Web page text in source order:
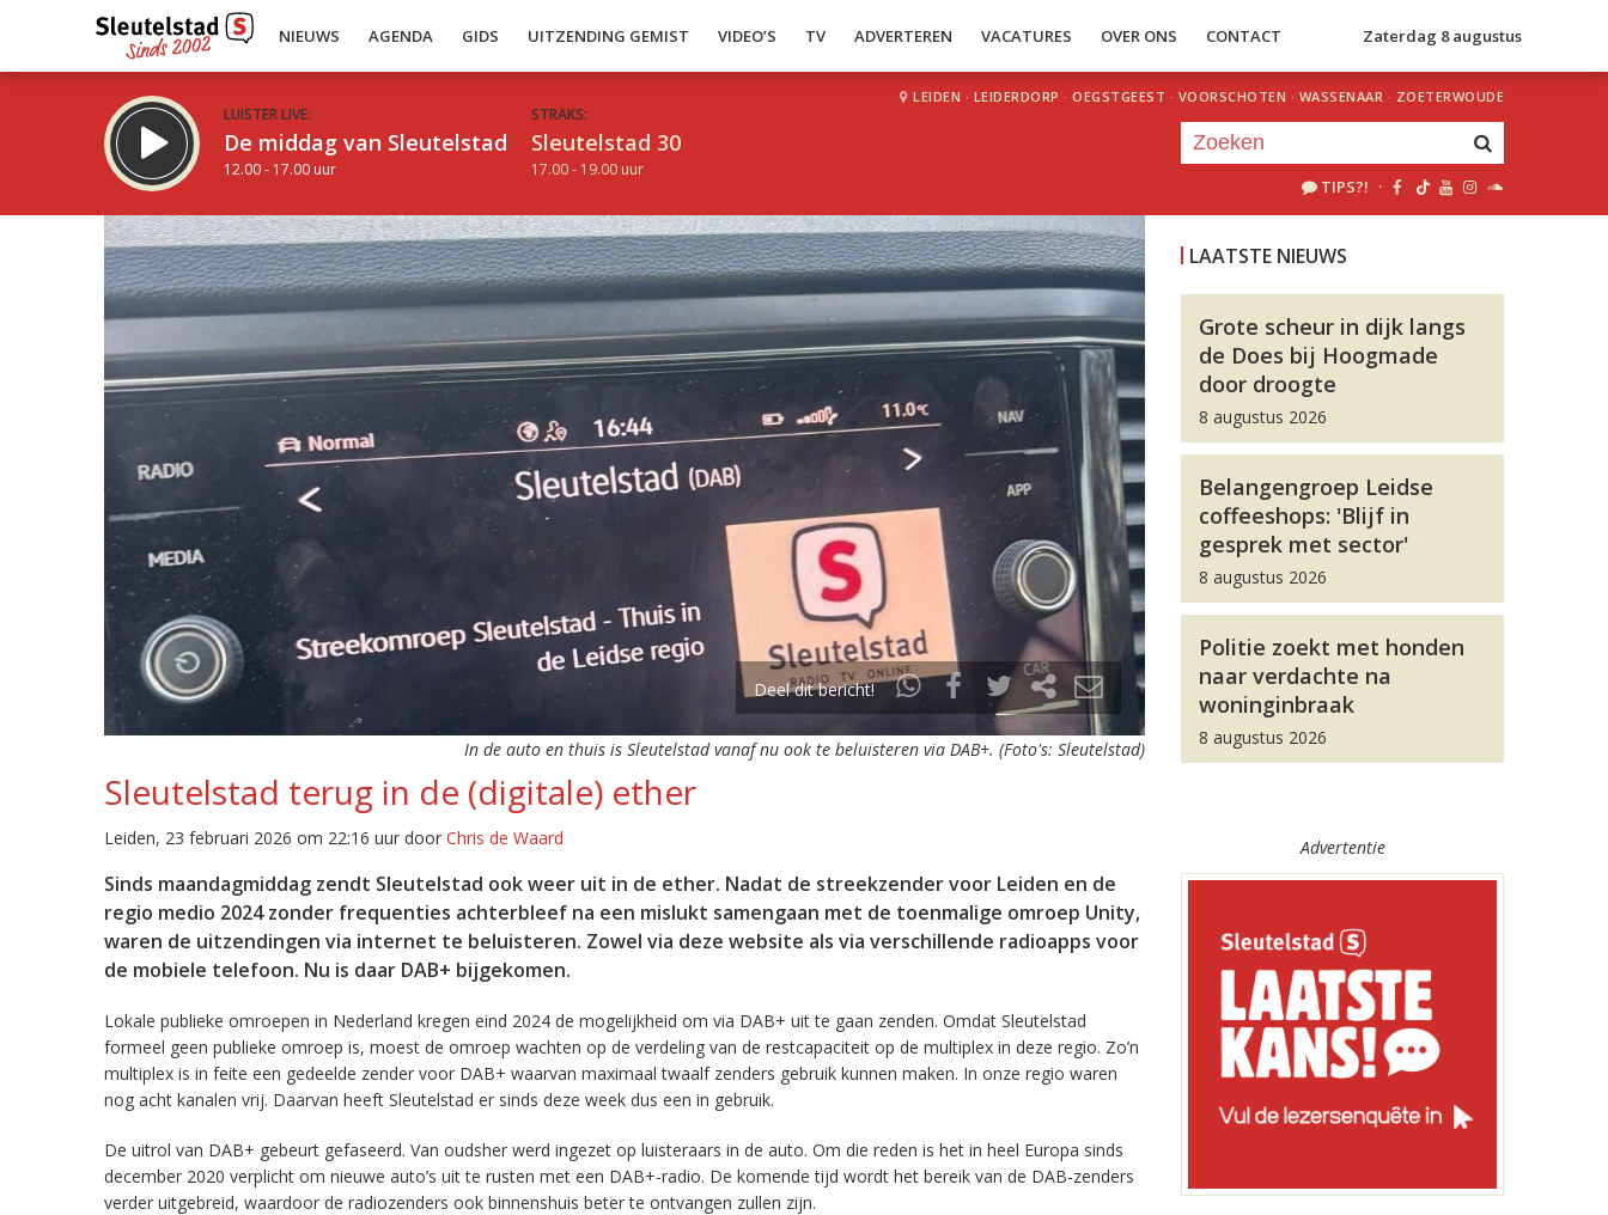
NIEUWS AGENDA GIDS UITZENDING GEMIST VIDEO’S TV ADVERTEREN VACATURES OVER ONS CONTACT Zaterdag 8 augustus
LUISTER LIVE:
De middag van Sleutelstad
12.00 - 17.00 uur
STRAKS:
Sleutelstad 30
17.00 - 19.00 uur
LEIDEN · LEIDERDORP · OEGSTGEEST · VOORSCHOTEN · WASSENAAR · ZOETERWOUDE
TIPS?! ·
Deel dit bericht!
In de auto en thuis is Sleutelstad vanaf nu ook te beluisteren via DAB+. (Foto's: Sleutelstad)
Sleutelstad terug in de (digitale) ether
Leiden, 23 februari 2026 om 22:16 uur door Chris de Waard
Sinds maandagmiddag zendt Sleutelstad ook weer uit in de ether. Nadat de streekzender voor Leiden en de
regio medio 2024 zonder frequenties achterbleef na een mislukt samengaan met de toenmalige omroep Unity,
waren de uitzendingen via internet te beluisteren. Zowel via deze website als via verschillende radioapps voor
de mobiele telefoon. Nu is daar DAB+ bijgekomen.
Lokale publieke omroepen in Nederland kregen eind 2024 de mogelijkheid om via DAB+ uit te gaan zenden. Omdat Sleutelstad
formeel geen publieke omroep is, moest de omroep wachten op de verdeling van de restcapaciteit op de multiplex in deze regio. Zo’n
multiplex is in feite een gedeelde zender voor DAB+ waarvan maximaal twaalf zenders gebruik kunnen maken. In onze regio waren
nog acht kanalen vrij. Daarvan heeft Sleutelstad er sinds deze week dus een in gebruik.
De uitrol van DAB+ gebeurt gefaseerd. Van oudsher werd ingezet op luisteraars in de auto. Om die reden is het in heel Europa sinds
december 2020 verplicht om nieuwe auto’s uit te rusten met een DAB+-radio. De komende tijd wordt het bereik van de DAB-zenders
verder uitgebreid, waardoor de radiozenders ook binnenshuis beter te ontvangen zullen zijn.
LAATSTE NIEUWS
Grote scheur in dijk langs
de Does bij Hoogmade
door droogte
8 augustus 2026
Belangengroep Leidse
coffeeshops: 'Blijf in
gesprek met sector'
8 augustus 2026
Politie zoekt met honden
naar verdachte na
woninginbraak
8 augustus 2026
Advertentie